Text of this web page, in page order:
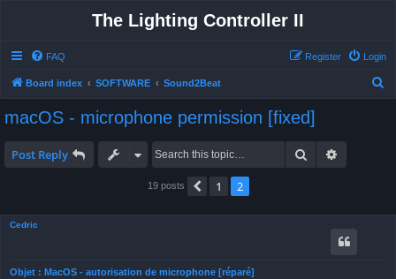
The Lighting Controller II
FAQ Login
Register
Board index SOFTWARE Sound2Beat
macOS - microphone permission [fixed]
Post Reply Search
19 posts Previous
1 2
Cedric
Objet : MacOS - autorisation de microphone [réparé]